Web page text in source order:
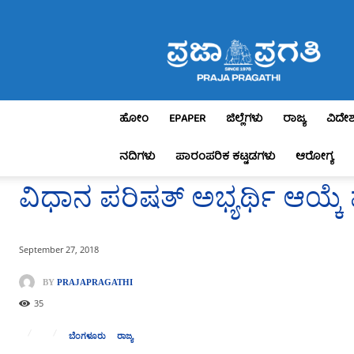
Pragathi
ಹೋಂ EPAPER ಜಿಲ್ಲೆಗಳು ರಾಜ್ಯ
ನದಿಗಳು
ಪಾರಂಪರಿಕ ಕಟ್ಟಡಗಳು ಆರೋಗ್ಯ
ವಿಧಾನ ಪರಿಷತ್ ಅಭ್ಯರ್ಥಿ
September 27, 2018
BY PRAJAPRAGATHI
35
ಬೆಂಗಳೂರು ರಾಜ್ಯ